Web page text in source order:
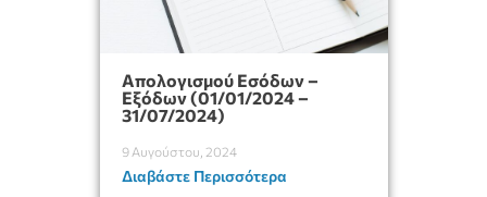
Συνολικός Προϋπολογισμός:
91.530,00 ευρώ
(συμπεριλαμβανομένου Φ.Π.Α.) Ο
Δήμαρχος Ιεράπετρας, […]
Απολογισμού Εσόδων –
Εξόδων (01/01/2024 –
31/07/2024)
9 Αυγούστου, 2024
Διαβάστε Περισσότερα